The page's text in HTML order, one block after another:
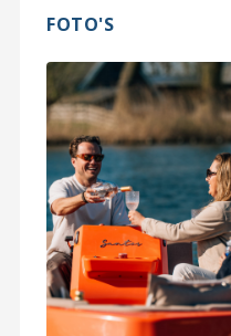
FOTO'S